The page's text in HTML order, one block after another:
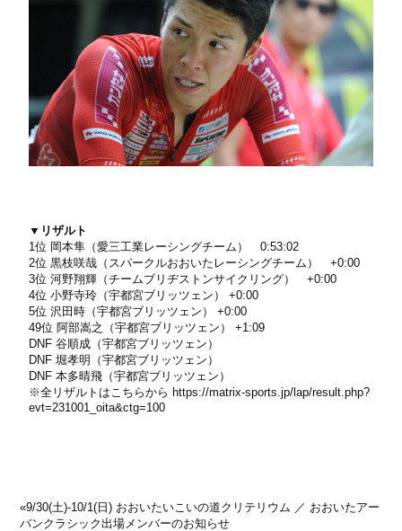
▼リザルト
1位 岡本隼（愛三工業レーシングチーム） 0:53:02
2位 黒枝咲哉（スパークルおおいたレーシングチーム） +0:00
3位 河野翔輝（チームブリヂストンサイクリング） +0:00
4位 小野寺玲（宇都宮ブリッツェン） +0:00
5位 沢田時（宇都宮ブリッツェン） +0:00
49位 阿部嵩之（宇都宮ブリッツェン） +1:09
DNF 谷順成（宇都宮ブリッツェン）
DNF 堀孝明（宇都宮ブリッツェン）
DNF 本多晴飛（宇都宮ブリッツェン）
※全リザルトはこちらから https://matrix-sports.jp/lap/result.php?
evt=231001_oita&ctg=100
«9/30(土)-10/1(日) おおいたいこいの道クリテリウム ／ おおいたアー
バンクラシック出場メンバーのお知らせ